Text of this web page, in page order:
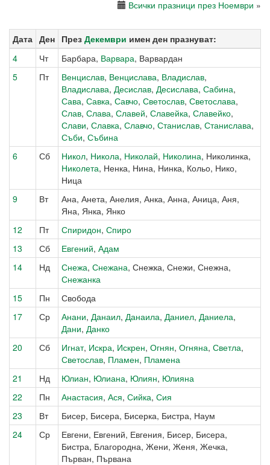
Всички празници през Ноември »
Дата Ден През Декември имен ден празнуват:
4
Чт Барбара, Варвара, Варвардан
5
Пт Венцислав, Венцислава, Владислав,
Владислава, Десислав, Десислава, Сабина,
Сава, Савка, Савчо, Светослав, Светослава,
Слав, Слава, Славей, Славейка, Славейко,
Слави, Славка, Славчо, Станислав, Станислава,
Съби, Събина
6
Сб Никол, Никола, Николай, Николина, Николинка,
Николета, Ненка, Нина, Нинка, Кольо, Нико,
Ница
9
Вт
Ана, Анета, Анелия, Анка, Анна, Аница, Аня,
Яна, Янка, Янко
12
Пт Спиридон, Спиро
13
Сб Евгений, Адам
14
Нд Снежа, Снежана, Снежка, Снежи, Снежна,
Снежанка
15
Пн
Свобода
17
Ср Анани, Данаил, Данаила, Даниел, Даниела,
Дани, Данко
20
Сб Игнат, Искра, Искрен, Огнян, Огняна, Светла,
Светослав, Пламен, Пламена
21
Нд Юлиан, Юлиана, Юлиян, Юлияна
22
Пн Анастасия, Ася, Сийка, Сия
23
Вт
Бисер, Бисера, Бисерка, Бистра, Наум
24
Ср
Евгени, Евгений, Евгения, Бисер, Бисера,
Бистра, Благородна, Жени, Женя, Жечка,
Първан, Първана